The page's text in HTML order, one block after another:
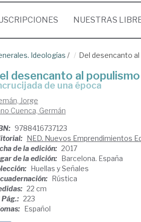
NUESTRAS
Ideologías / Del desencanto
desencanto al populismo
de una época
Jorge
Cuenca, Germán
9788416737123
NED. Nuevos Emprendimientos
de la edición: 2017
de la edición: Barcelona. España
Huellas y Señales
Rústica
22 cm
Pág.: 223
Español